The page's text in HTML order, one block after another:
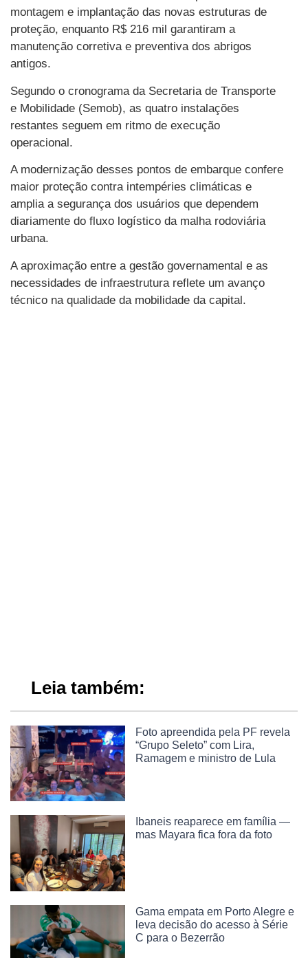
montagem e implantação das novas estruturas de
proteção, enquanto R$ 216 mil garantiram a
manutenção corretiva e preventiva dos abrigos
antigos.
Segundo o cronograma da Secretaria de Transporte
e Mobilidade (Semob), as quatro instalações
restantes seguem em ritmo de execução
operacional.
A modernização desses pontos de embarque confere
maior proteção contra intempéries climáticas e
amplia a segurança dos usuários que dependem
diariamente do fluxo logístico da malha rodoviária
urbana.
A aproximação entre a gestão governamental e as
necessidades de infraestrutura reflete um avanço
técnico na qualidade da mobilidade da capital.
Leia também:
Foto apreendida pela PF revela
“Grupo Seleto” com Lira,
Ramagem e ministro de Lula
Ibaneis reaparece em família —
mas Mayara fica fora da foto
Gama empata em Porto Alegre e
leva decisão do acesso à Série
C para o Bezerrão